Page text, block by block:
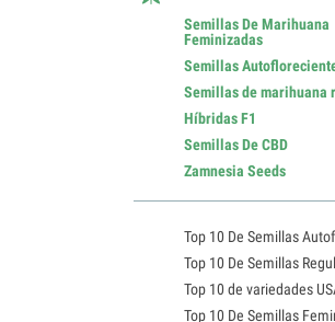
Semillas De Marihuana
Feminizadas
Semillas
Semillas de marihuana
Híbridas F1
Semillas De CBD
Zamnesia Seeds
Top 10 De Semillas
Top 10 De Semillas
Top 10 de variedades
Top 10 De Semillas